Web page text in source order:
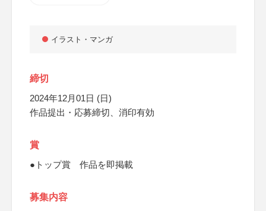
イラスト・マンガ
締切
2024年12月01日 (日)
作品提出・応募締切、消印有効
賞
●トップ賞 作品を即掲載
募集内容